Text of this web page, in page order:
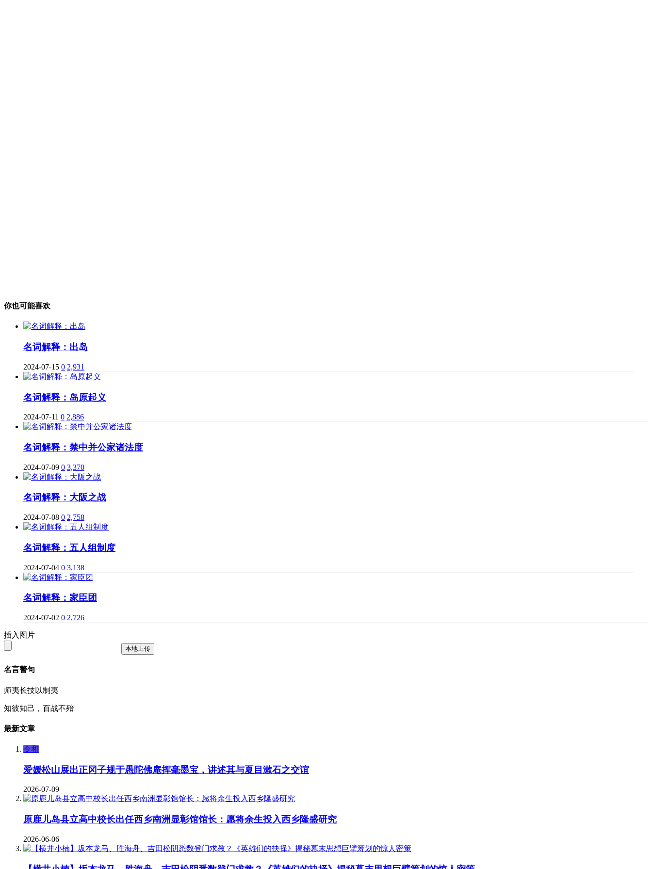
你也可能喜欢
名词解释：出岛
2024-07-15 0 2,931
名词解释：岛原起义
2024-07-11 0 2,886
名词解释：禁中并公家诸法度
2024-07-09 0 3,370
名词解释：大阪之战
2024-07-08 0 2,758
名词解释：五人组制度
2024-07-04 0 3,138
名词解释：家臣团
2024-07-02 0 2,726
插入图片
本地上传
名言警句
师夷长技以制夷
知彼知己，百战不殆
最新文章
令和
爱媛松山展出正冈子规于愚陀佛庵挥毫墨宝，讲述其与夏目漱石之交谊
2026-07-09
原鹿儿岛县立高中校长出任西乡南洲显彰馆馆长：愿将余生投入西乡隆盛研究
2026-06-06